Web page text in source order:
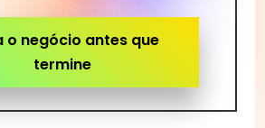
o negócio antes que
termine